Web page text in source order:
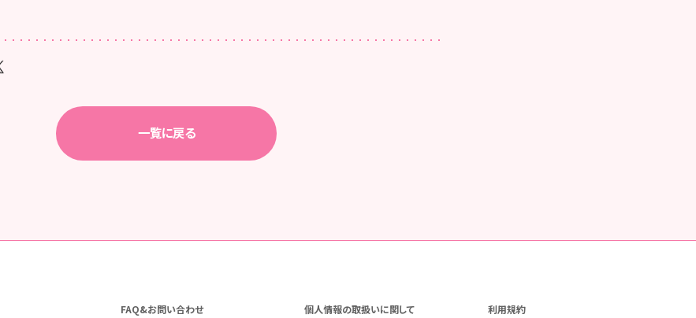
一覧に戻る
FAQ&お問い合わせ 個人情報の取扱いに関して 利用規約